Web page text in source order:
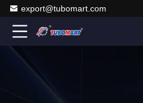
export@tubomart.com